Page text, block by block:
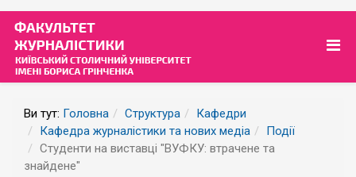
Ви тут: Головна Структура
Кафедри
Кафедра журналістики та нових медіа
Події
Студенти на виставці "ВУФКУ: втрачене та
знайдене"